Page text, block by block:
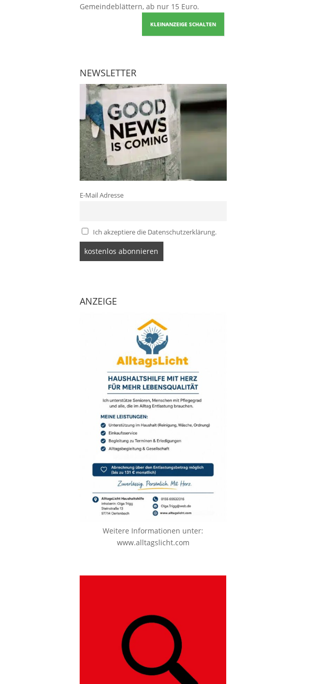
Gemeindeblättern, ab nur 15 Euro.
KLEINANZEIGE SCHALTEN
NEWSLETTER
E-Mail Adresse
Ich akzeptiere die Datenschutzerklärung.
ANZEIGE
Weitere Informationen unter:
www.alltagslicht.com